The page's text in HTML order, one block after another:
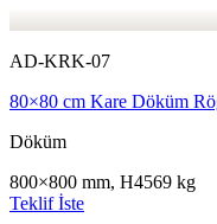
AD-KRK-07
80×80 cm Kare Döküm
Döküm
800×800 mm, H4569 kg
Teklif İste